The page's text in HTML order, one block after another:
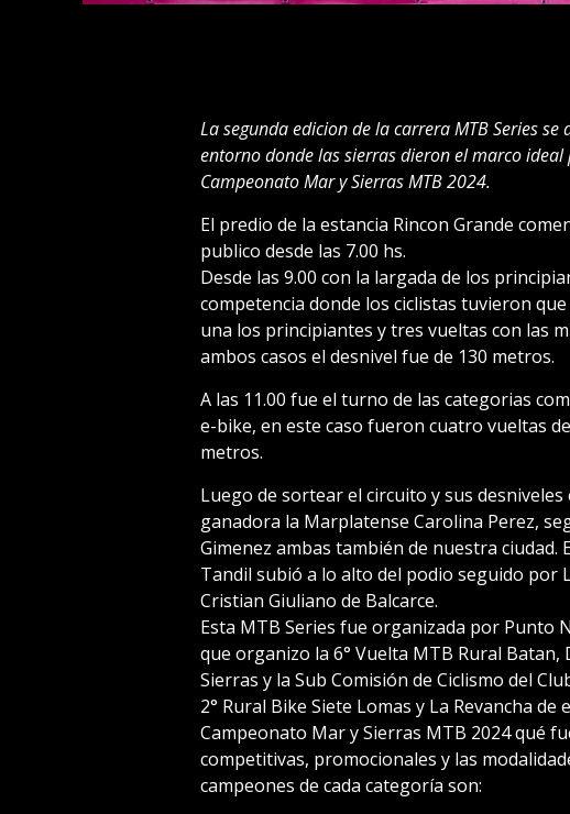
La segunda edicion de la carrera MTB Series
entorno donde las sierras dieron el marco
Campeonato Mar y Sierras MTB 2024.
El predio de la estancia Rincon Grande
publico desde las 7.00 hs.
Desde las 9.00 con la largada de los
competencia donde los ciclistas tuvieron
una los principiantes y tres vueltas con las
ambos casos el desnivel fue de 130 metros.
A las 11.00 fue el turno de las categorias
e-bike, en este caso fueron cuatro vueltas
metros.
Luego de sortear el circuito y sus
ganadora la Marplatense Carolina Perez,
Gimenez ambas también de nuestra ciudad.
Tandil subió a lo alto del podio seguido por
Cristian Giuliano de Balcarce.
Esta MTB Series fue organizada por Punto
que organizo la 6° Vuelta MTB Rural Batan,
Sierras y la Sub Comisión de Ciclismo del
2° Rural Bike Siete Lomas y La Revancha
Campeonato Mar y Sierras MTB 2024 qué
competitivas, promocionales y las
campeones de cada categoría son: